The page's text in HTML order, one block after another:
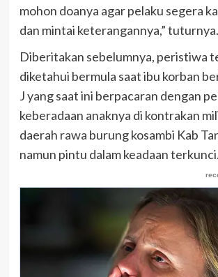
mohon doanya agar pelaku segera
dan mintai keterangannya,” tuturnya.
Diberitakan sebelumnya, peristiwa
diketahui bermula saat ibu korban
J yang saat ini berpacaran dengan
keberadaan anaknya di kontrakan
daerah rawa burung kosambi Kab
namun pintu dalam keadaan terkunci.